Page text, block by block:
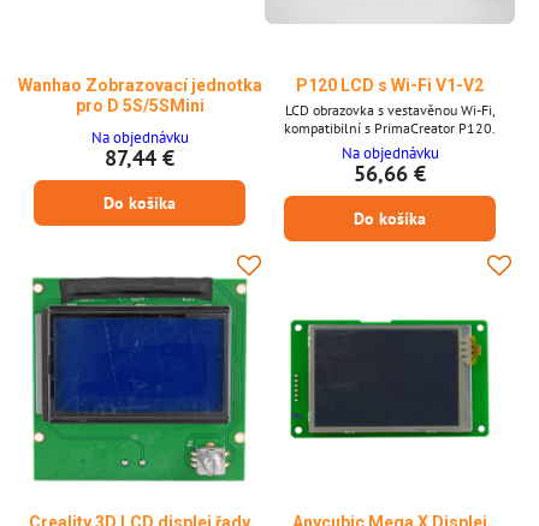
Wanhao Zobrazovací jednotka
pro D 5S/5SMini
Na objednávku
87,44 €
Do košíka
P120 LCD s Wi-Fi V1-V2
LCD obrazovka s vestavěnou Wi-Fi,
kompatibilní s PrimaCreator P120.
Na objednávku
56,66 €
Do košíka